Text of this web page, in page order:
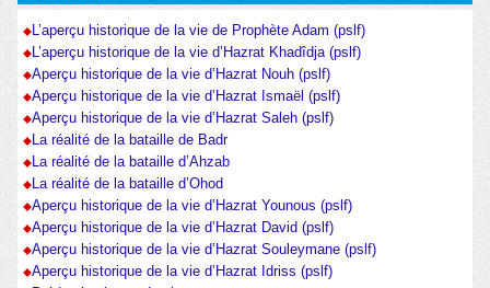
L’aperçu historique de la vie de Prophète Adam (pslf)
L’aperçu historique de la vie d’Hazrat Khadîdja (pslf)
Aperçu historique de la vie d’Hazrat Nouh (pslf)
Aperçu historique de la vie d’Hazrat Ismaël (pslf)
Aperçu historique de la vie d’Hazrat Saleh (pslf)
La réalité de la bataille de Badr
La réalité de la bataille d’Ahzab
La réalité de la bataille d’Ohod
Aperçu historique de la vie d’Hazrat Younous (pslf)
Aperçu historique de la vie d’Hazrat David (pslf)
Aperçu historique de la vie d’Hazrat Souleymane (pslf)
Aperçu historique de la vie d’Hazrat Idriss (pslf)